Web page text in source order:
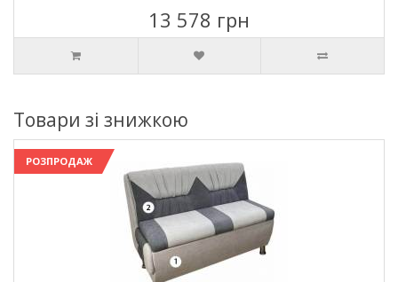
13 578 грн
Товари зі знижкою
РОЗПРОДАЖ